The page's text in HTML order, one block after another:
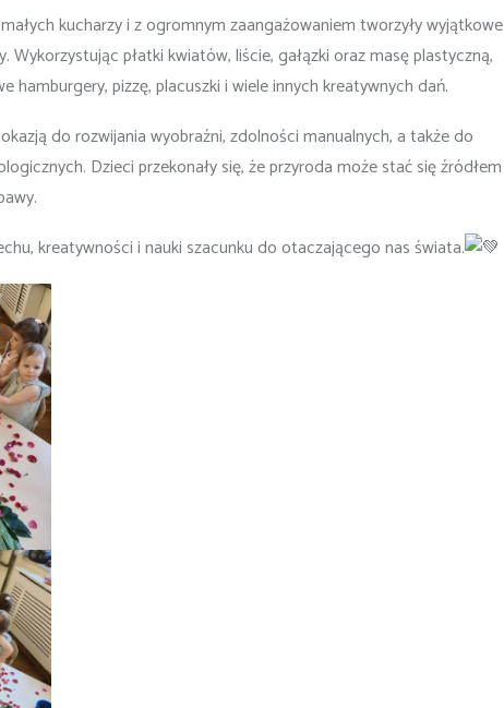
kucharzy i z ogromnym zaangażowaniem tworzyły wyjątkowe
Wykorzystując płatki kwiatów, liście, gałązki oraz masę plastyczną,
hamburgery, pizzę, placuszki i wiele innych kreatywnych dań.
do rozwijania wyobraźni, zdolności manualnych, a także do
Dzieci przekonały się, że przyroda może stać się źródłem
kreatywności i nauki szacunku do otaczającego nas świata.